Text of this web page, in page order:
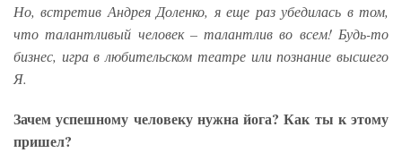
Но, встретив Андрея Доленко, я еще раз убедилась в том,
что талантливый человек – талантлив во всем! Будь-то
бизнес, игра в любительском театре или познание высшего
Я.
Зачем успешному человеку нужна йога? Как ты к этому
пришел?